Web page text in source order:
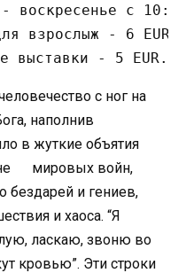
- воскресенье с
взрослыж - 6
выставки - 5 EUR.
с ног на
наполнив
в жуткие объятия
мировых войн,
бездарей и гениев,
и хаоса. “Я
ласкаю, звоню во
кровью”. Эти строки